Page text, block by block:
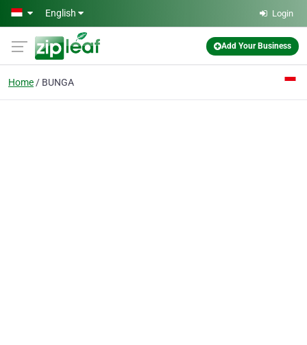
Skip to main content
English Login
Add Your Business
Home BUNGA